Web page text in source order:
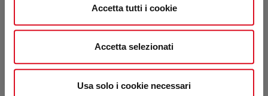
Accetta tutti i cookie
Accetta selezionati
Usa solo i cookie necessari
VEDI TUTTI I MODELLI MX E TM